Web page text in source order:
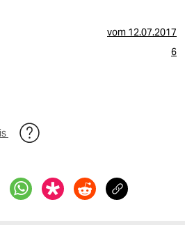
vom 12.07.2017
6